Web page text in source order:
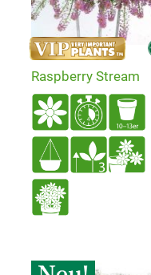
Raspberry Stream